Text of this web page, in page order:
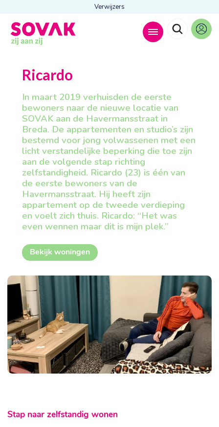
Verwijzers
Anderen zochten ook
Wonen
Dagbesteding
Behandelingen
Contact
Ricardo
In maart 2019 verhuisden de eerste
bewoners naar de nieuwe locatie van
SOVAK aan de Havermansstraat in
Breda. De appartementen en studio’s zijn
bestemd voor jong volwassenen met een
licht verstandelijke beperking die toe zijn
aan de volgende stap richting
zelfstandigheid. Ricardo (23) is één van
de eerste bewoners van de
Havermansstraat. Hij heeft zijn
appartement op de tweede verdieping
en voelt zich thuis. Ricardo: “Het was
even wennen maar dit is mijn plek.”
Bekijk woningen
Stap naar zelfstandig wonen